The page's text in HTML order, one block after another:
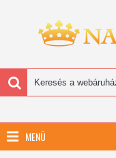
MENÜ